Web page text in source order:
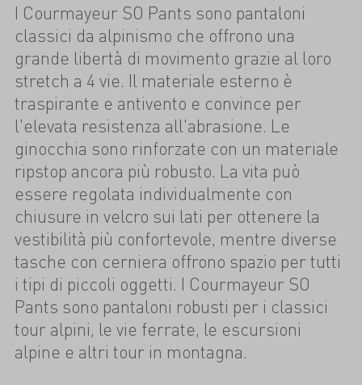
I Courmayeur SO Pants sono pantaloni
classici da alpinismo che offrono una
grande libertà di movimento grazie al loro
stretch a 4 vie. Il materiale esterno è
traspirante e antivento e convince per
l'elevata resistenza all'abrasione. Le
ginocchia sono rinforzate con un materiale
ripstop ancora più robusto. La vita può
essere regolata individualmente con
chiusure in velcro sui lati per ottenere la
vestibilità più confortevole, mentre diverse
tasche con cerniera offrono spazio per tutti
i tipi di piccoli oggetti. I Courmayeur SO
Pants sono pantaloni robusti per i classici
tour alpini, le vie ferrate, le escursioni
alpine e altri tour in montagna.